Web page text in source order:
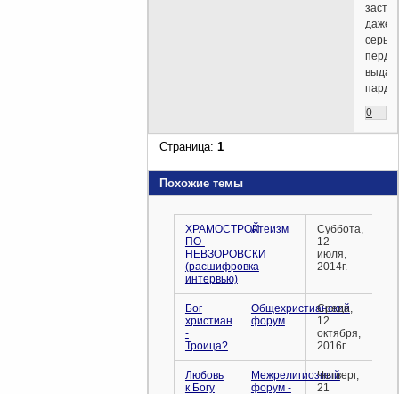
даже
0
Страница:1
Похожие темы
ХРАМОСТРОЙ
ПО-
НЕВЗОРОВСКИ
(расшифровка
интервью)
Атеизм
Суббота,
12
июля,
2014г.
Бог
христиан
-
Троица?
Общехристианский
форум
Среда,
12
октября,
2016г.
Любовь
к Богу
Межрелигиозный
форум -
Четверг,
21